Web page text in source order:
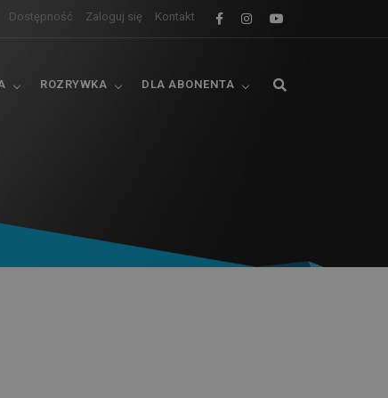
Dostępność Zaloguj się Kontakt
ROZRYWKA DLA ABONENTA